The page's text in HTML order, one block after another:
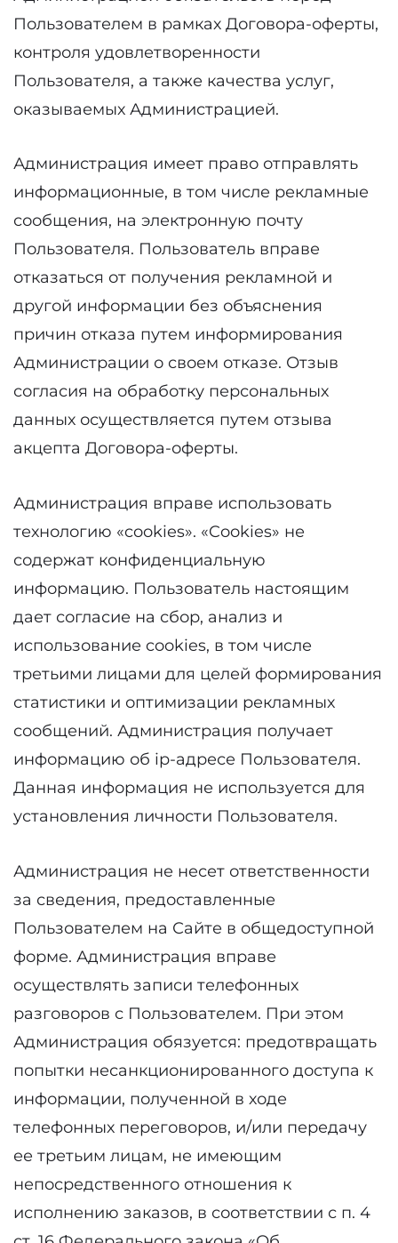
Пользователем в рамках Договора-оферты,
контроля удовлетворенности
Пользователя, а также качества услуг,
оказываемых Администрацией.
Администрация имеет право отправлять
информационные, в том числе рекламные
сообщения, на электронную почту
Пользователя. Пользователь вправе
отказаться от получения рекламной и
другой информации без объяснения
причин отказа путем информирования
Администрации о своем отказе. Отзыв
согласия на обработку персональных
данных осуществляется путем отзыва
акцепта Договора-оферты.
Администрация вправе использовать
технологию «cookies». «Cookies» не
содержат конфиденциальную
информацию. Пользователь настоящим
дает согласие на сбор, анализ и
использование cookies, в том числе
третьими лицами для целей формирования
статистики и оптимизации рекламных
сообщений. Администрация получает
информацию об ip-адресе Пользователя.
Данная информация не используется для
установления личности Пользователя.
Администрация не несет ответственности
за сведения, предоставленные
Пользователем на Сайте в общедоступной
форме. Администрация вправе
осуществлять записи телефонных
разговоров с Пользователем. При этом
Администрация обязуется: предотвращать
попытки несанкционированного доступа к
информации, полученной в ходе
телефонных переговоров, и/или передачу
ее третьим лицам, не имеющим
непосредственного отношения к
исполнению заказов, в соответствии с п. 4